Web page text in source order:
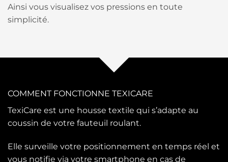
Ainsi vous visualisez vos pressions en toute
simplicité.
COMMENT FONCTIONNE TEXICARE
TexiCare est une housse textile qui s’adapte au
coussin de votre fauteuil roulant.
Elle surveille votre positionnement en temps réel et
vous notifie via votre smartphone en cas de